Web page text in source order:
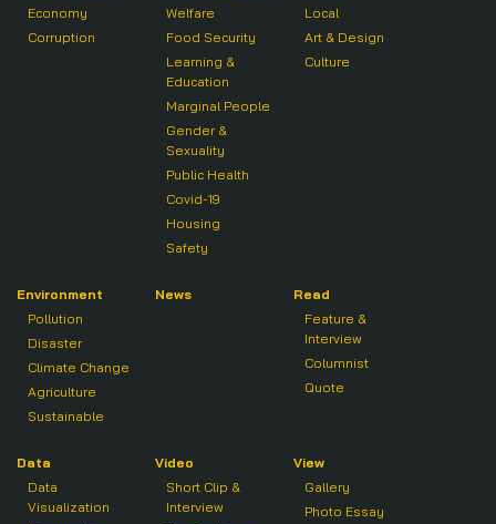
Economy
Corruption
Welfare
Food Security
Learning &
Education
Marginal People
Gender &
Sexuality
Public Health
Covid-19
Housing
Safety
Local
Art & Design
Culture
Environment
Pollution
Disaster
Climate Change
Agriculture
Sustainable
News
Read
Feature &
Interview
Columnist
Quote
Data
Data
Visualization
Video
Short Clip &
Interview
View
Gallery
Photo Essay